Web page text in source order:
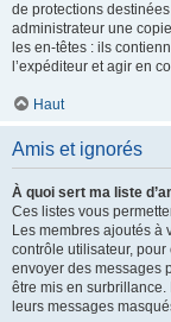
de protections
administrateur une
les en-têtes : ils
l’expéditeur et agir en
Haut
Amis et ignorés
À quoi sert ma liste
Ces listes vous
Les membres ajoutés à
contrôle utilisateur,
envoyer des messages
être mis en surbrillance.
leurs messages